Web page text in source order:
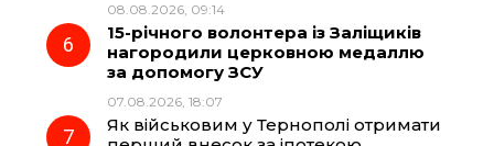
08.08.2026, 09:14
15-річного волонтера із Заліщиків
нагородили церковною медаллю
за допомогу ЗСУ
07.08.2026, 18:07
Як військовим у Тернополі отримати